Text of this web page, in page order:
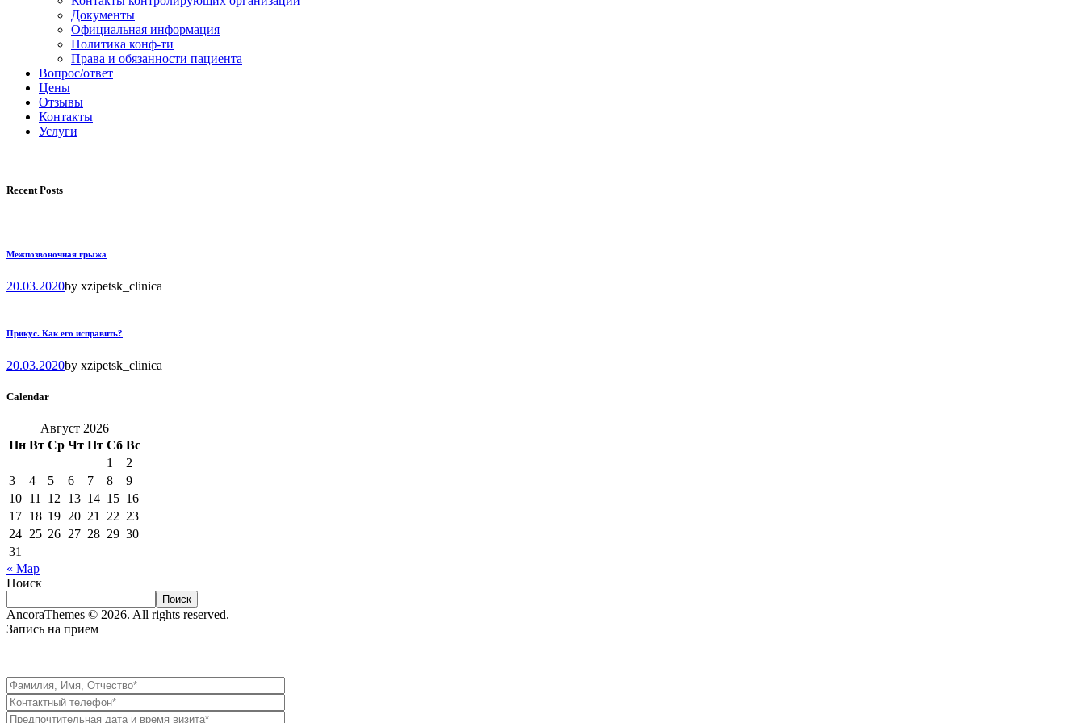
Документы
Официальная информация
Политика конф-ти
Права и обязанности пациента
Вопрос/ответ
Цены
Отзывы
Контакты
Услуги
Recent Posts
Межпозвоночная грыжа
20.03.2020by xzipetsk_clinica
Прикус. Как его исправить?
20.03.2020by xzipetsk_clinica
Calendar
Август 2026
Пн Вт Ср Чт Пт Сб Вс
1
2
3
4 5 6 7 8
9
10 11 12 13 14 15 16
17 18 19 20 21 22 23
24 25 26 27 28 29 30
31
« Мар
Поиск
Поиск
AncoraThemes © 2026. All rights reserved.
Запись на прием